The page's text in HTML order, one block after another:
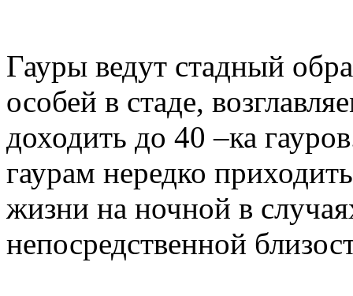
Гауры ведут стадный
особей в стаде,
доходить до 40 –ка
гаурам нередко
жизни на ночной в
непосредственной